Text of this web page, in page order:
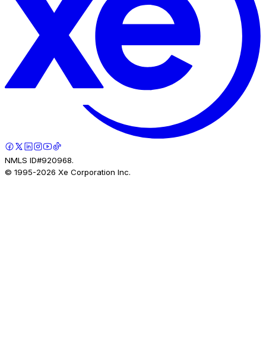
NMLS ID#920968.
© 1995-2026 Xe Corporation Inc.